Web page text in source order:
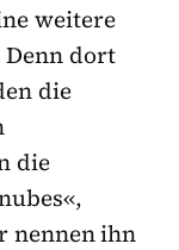
weitere
dort
die
die
nennen ihn